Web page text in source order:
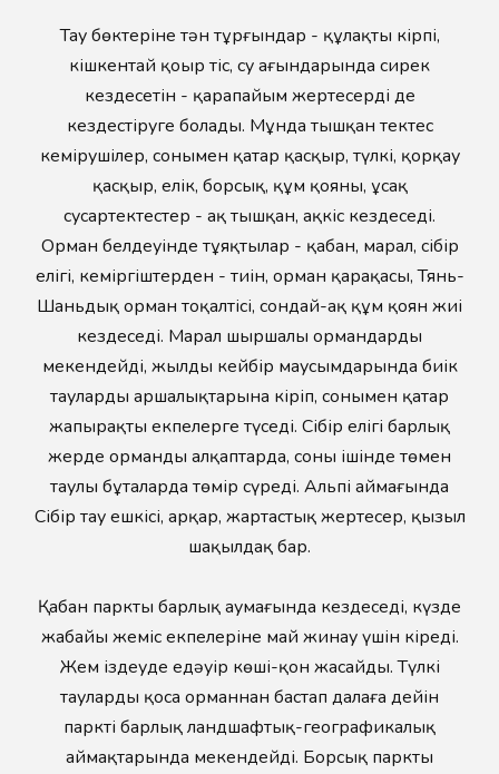
Тау бөктеріне тән тұрғындар - құлақты кірпі,
кішкентай қоңыр тіс, су ағындарында сирек
кездесетін - қарапайым жертесерді де
кездестіруге болады. Мұнда тышқан тектес
кемірушілер, сонымен қатар қасқыр, түлкі, қорқау
қасқыр, елік, борсық, құм қояны, ұсақ
сусартектестер - ақ тышқан, ақкіс кездеседі.
Орман белдеуінде тұяқтылар - қабан, марал, сібір
елігі, кеміргіштерден - тиін, орман қарақасы, Тянь-
Шаньдық орман тоқалтісі, сондай-ақ құм қоян жиі
кездеседі. Марал шыршалы ормандарды
мекендейді, жылдың кейбір маусымдарында биік
таулардың аршалықтарына кіріп, сонымен қатар
жапырақты екпелерге түседі. Сібір елігі барлық
жерде орманды алқаптарда, соның ішінде төмен
таулы бұталарда төмір сүреді. Альпі аймағында
Сібір тау ешкісі, арқар, жартастық жертесер, қызыл
шақылдақ бар.
Қабан парктың барлық аумағында кездеседі, күзде
жабайы жеміс екпелеріне май жинау үшін кіреді.
Жем іздеуде едәуір көші-қон жасайды. Түлкі
тауларды қоса орманнан бастап далаға дейін
парктің барлық ландшафтық-географикалық
аймақтарында мекендейді. Борсық парктың